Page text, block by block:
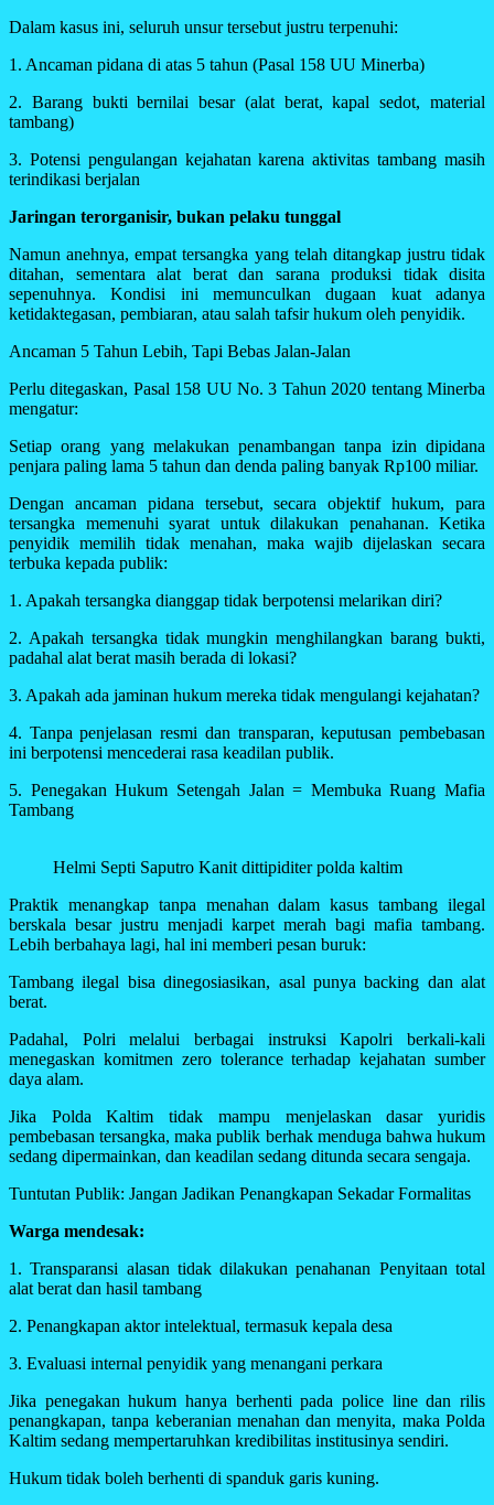
Dalam kasus ini, seluruh unsur tersebut justru terpenuhi:
1. Ancaman pidana di atas 5 tahun (Pasal 158 UU Minerba)
2. Barang bukti bernilai besar (alat berat, kapal sedot, material
tambang)
3. Potensi pengulangan kejahatan karena aktivitas tambang masih
terindikasi berjalan
Jaringan terorganisir, bukan pelaku tunggal
Namun anehnya, empat tersangka yang telah ditangkap justru tidak
ditahan, sementara alat berat dan sarana produksi tidak disita
sepenuhnya. Kondisi ini memunculkan dugaan kuat adanya
ketidaktegasan, pembiaran, atau salah tafsir hukum oleh penyidik.
Ancaman 5 Tahun Lebih, Tapi Bebas Jalan-Jalan
Perlu ditegaskan, Pasal 158 UU No. 3 Tahun 2020 tentang Minerba
mengatur:
Setiap orang yang melakukan penambangan tanpa izin dipidana
penjara paling lama 5 tahun dan denda paling banyak Rp100 miliar.
Dengan ancaman pidana tersebut, secara objektif hukum, para
tersangka memenuhi syarat untuk dilakukan penahanan. Ketika
penyidik memilih tidak menahan, maka wajib dijelaskan secara
terbuka kepada publik:
1. Apakah tersangka dianggap tidak berpotensi melarikan diri?
2. Apakah tersangka tidak mungkin menghilangkan barang bukti,
padahal alat berat masih berada di lokasi?
3. Apakah ada jaminan hukum mereka tidak mengulangi kejahatan?
4. Tanpa penjelasan resmi dan transparan, keputusan pembebasan
ini berpotensi mencederai rasa keadilan publik.
5. Penegakan Hukum Setengah Jalan = Membuka Ruang Mafia
Tambang
Helmi Septi Saputro Kanit dittipiditer polda kaltim
Praktik menangkap tanpa menahan dalam kasus tambang ilegal
berskala besar justru menjadi karpet merah bagi mafia tambang.
Lebih berbahaya lagi, hal ini memberi pesan buruk:
Tambang ilegal bisa dinegosiasikan, asal punya backing dan alat
berat.
Padahal, Polri melalui berbagai instruksi Kapolri berkali-kali
menegaskan komitmen zero tolerance terhadap kejahatan sumber
daya alam.
Jika Polda Kaltim tidak mampu menjelaskan dasar yuridis
pembebasan tersangka, maka publik berhak menduga bahwa hukum
sedang dipermainkan, dan keadilan sedang ditunda secara sengaja.
Tuntutan Publik: Jangan Jadikan Penangkapan Sekadar Formalitas
Warga mendesak:
1. Transparansi alasan tidak dilakukan penahanan Penyitaan total
alat berat dan hasil tambang
2. Penangkapan aktor intelektual, termasuk kepala desa
3. Evaluasi internal penyidik yang menangani perkara
Jika penegakan hukum hanya berhenti pada police line dan rilis
penangkapan, tanpa keberanian menahan dan menyita, maka Polda
Kaltim sedang mempertaruhkan kredibilitas institusinya sendiri.
Hukum tidak boleh berhenti di spanduk garis kuning.